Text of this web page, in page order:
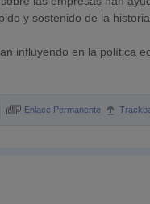
y sostenido de la
influyendo en la política
Enlace Permanente